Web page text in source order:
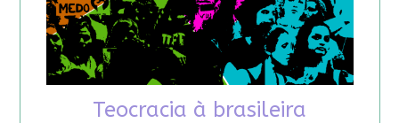
Teocracia à brasileira